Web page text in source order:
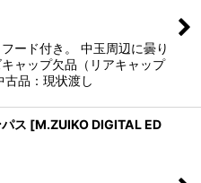
ード付き。 中玉周辺に曇り
ャップ欠品（リアキャップ
古品：現状渡し
ス [M.ZUIKO DIGITAL ED